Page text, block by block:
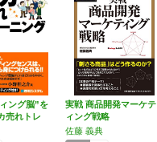
ング脳”を
売れトレ
実戦 商品開発マーケテ
ィング戦略
佐藤 義典